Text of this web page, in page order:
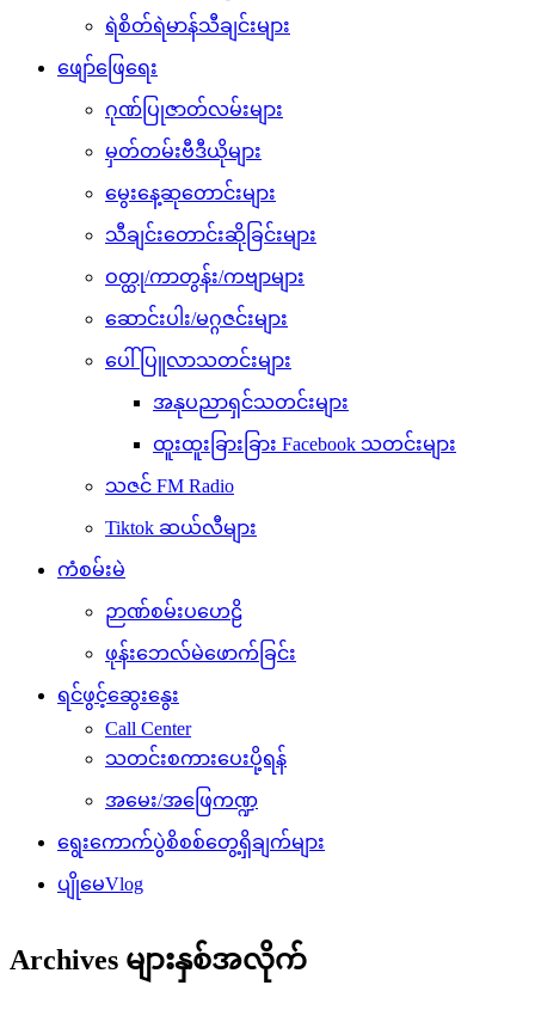
ရဲစိတ်ရဲမာန်သီချင်းများ
ဖျော်ဖြေရေး
ဂုဏ်ပြုဇာတ်လမ်းများ
မှတ်တမ်းဗီဒီယိုများ
မွေးနေ့ဆုတောင်းများ
သီချင်းတောင်းဆိုခြင်းများ
ဝတ္ထု/ကာတွန်း/ကဗျာများ
ဆောင်းပါး/မဂ္ဂဇင်းများ
ပေါ်ပြူလာသတင်းများ
အနုပညာရှင်သတင်းများ
ထူးထူးခြားခြား Facebook သတင်းများ
သဇင် FM Radio
Tiktok ဆယ်လီများ
ကံစမ်းမဲ
ဉာဏ်စမ်းပဟေဠိ
ဖုန်းဘေလ်မဲဖောက်ခြင်း
ရင်ဖွင့်ဆွေးနွေး
Call Center
သတင်းစကားပေးပို့ရန်
အမေး/အဖြေကဏ္ဍ
ရွေးကောက်ပွဲစိစစ်တွေ့ရှိချက်များ
ပျိုမေVlog
Archives များနှစ်အလိုက်